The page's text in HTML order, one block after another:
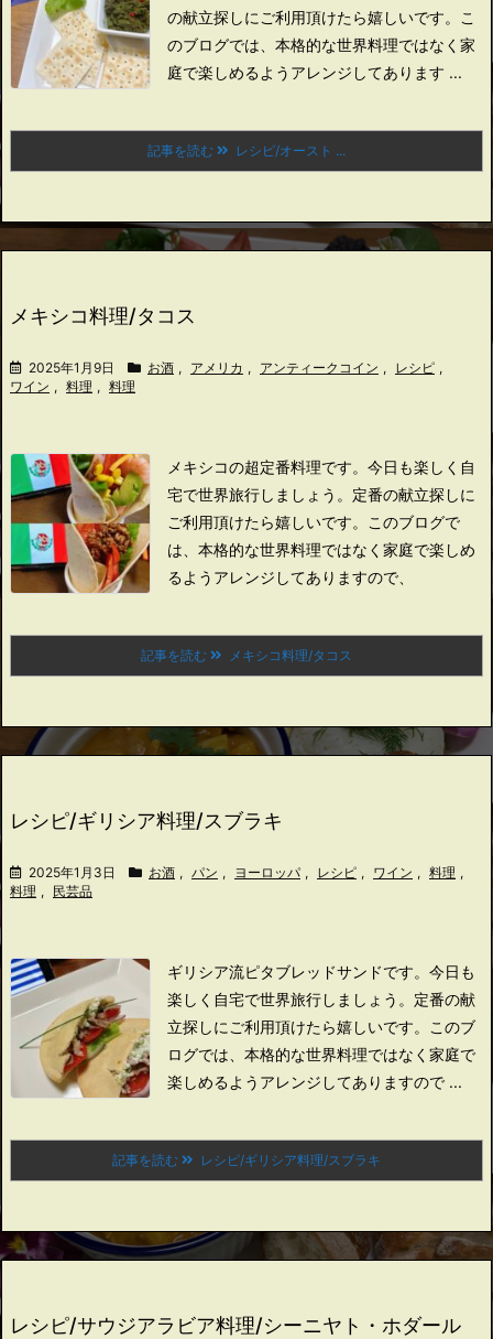
の献立探しにご利用頂けたら嬉しいです。
こ
のブログでは、本格的な世界料理ではなく家
庭で楽しめるようアレンジしてあります ...
記事を読む レシピ/オースト ...
メキシコ料理/タコス
2025年1月9日 お酒 , アメリカ , アンティークコイン , レシピ ,
ワイン , 料理 , 料理
メキシコの超定番料理です。 今日も楽しく自
宅で世界旅行しましょう。 定番の献立探しに
ご利用頂けたら嬉しいです。
このブログで
は、本格的な世界料理ではなく家庭で楽しめ
るようアレンジしてありますので、
記事を読む メキシコ料理/タコス
レシピ/ギリシア料理/スブラキ
2025年1月3日 お酒 , パン , ヨーロッパ , レシピ , ワイン , 料理 ,
料理 , 民芸品
ギリシア流ピタブレッドサンドです。 今日も
楽しく自宅で世界旅行しましょう。 定番の献
立探しにご利用頂けたら嬉しいです。
このブ
ログでは、本格的な世界料理ではなく家庭で
楽しめるようアレンジしてありますので ...
記事を読む レシピ/ギリシア料理/スブラキ
レシピ/サウジアラビア料理/シーニヤト・ホダール